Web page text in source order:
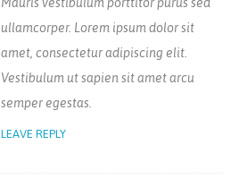
ullamcorper. Lorem ipsum dolor sit
amet, consectetur adipiscing elit.
Vestibulum ut sapien sit amet arcu
semper egestas.
LEAVE REPLY